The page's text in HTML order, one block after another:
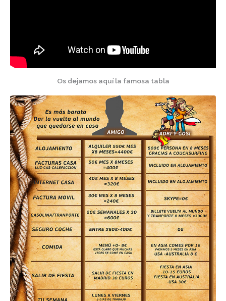
Os dejamos aquí la famosa tabla